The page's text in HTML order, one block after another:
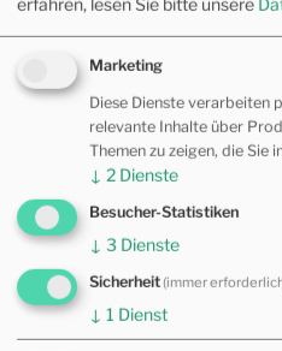
Lizenzangaben weitere
den jeweiligen Seiten.
Impressum dieser Website
Generator der Deutschen
Zuletzt bearbeitet am 28.
SUCHST DU ETWAS?
erfahren, lesen Sie bitte unsere
Marketing
Diese Dienste verarbeiten
relevante Inhalte über
Themen zu zeigen, die Sie
↓ 2 Dienste
Besucher-Statistiken
↓ 3 Dienste
Sicherheit(immer
↓ 1 Dienst